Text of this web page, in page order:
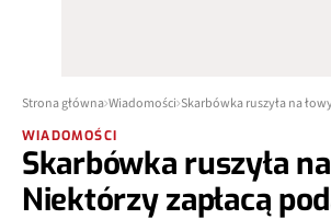
Strona główna Wiadomości
WIADOMOŚCI
Skarbówka ruszyła
Niektórzy zapłacą